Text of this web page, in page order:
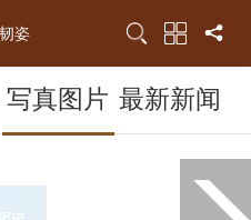
姿
写真图片 最新新闻